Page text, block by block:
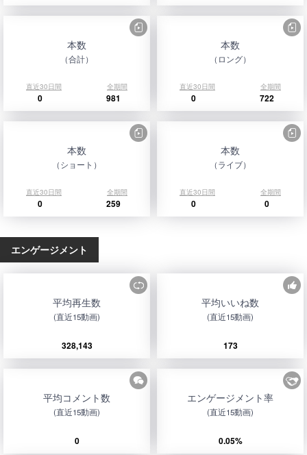
本数
（合計）
直近30日間 全期間
0 981
本数
（ロング）
直近30日間 全期間
0 722
本数
（ショート）
直近30日間 全期間
0 259
本数
（ライブ）
直近30日間 全期間
0 0
エンゲージメント
平均再生数
(直近15動画)
328,143
平均いいね数
(直近15動画)
173
平均コメント数
(直近15動画)
0
エンゲージメント率
(直近15動画)
0.05%